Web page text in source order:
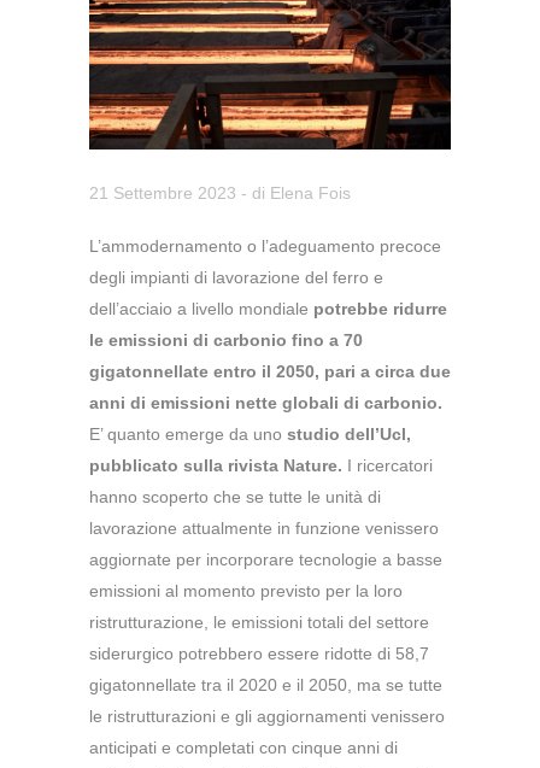
21 Settembre 2023 - di Elena Fois
L’ammodernamento o l’adeguamento precoce
degli impianti di lavorazione del ferro e
dell’acciaio a livello mondiale potrebbe ridurre
le emissioni di carbonio fino a 70
gigatonnellate entro il 2050, pari a circa due
anni di emissioni nette globali di carbonio.
E’ quanto emerge da uno studio dell’Ucl,
pubblicato sulla rivista Nature. I ricercatori
hanno scoperto che se tutte le unità di
lavorazione attualmente in funzione venissero
aggiornate per incorporare tecnologie a basse
emissioni al momento previsto per la loro
ristrutturazione, le emissioni totali del settore
siderurgico potrebbero essere ridotte di 58,7
gigatonnellate tra il 2020 e il 2050, ma se tutte
le ristrutturazioni e gli aggiornamenti venissero
anticipati e completati con cinque anni di